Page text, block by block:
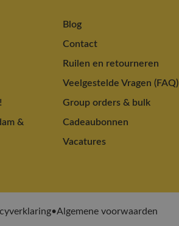
&
Blog
Contact
Ruilen en retourneren
Veelgestelde Vragen (FAQ)
Group orders & bulk
Cadeaubonnen
Vacatures
•Algemene voorwaarden